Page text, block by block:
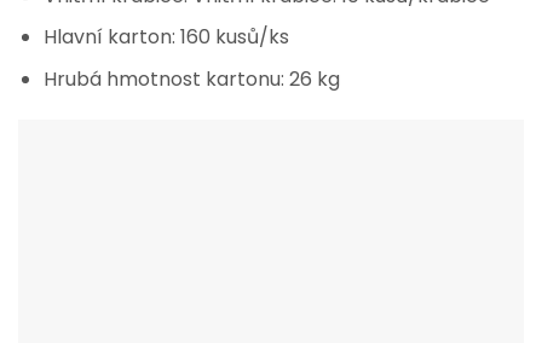
Hlavní karton: 160 kusů/ks
Hrubá hmotnost kartonu: 26 kg